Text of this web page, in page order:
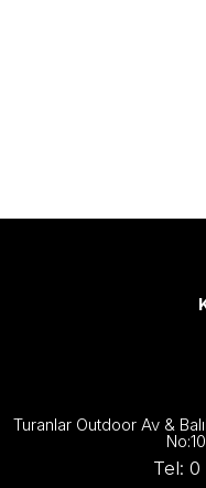
Turanlar Outdoor Av &
Tel: 0